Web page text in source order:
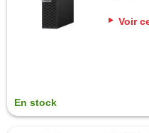
Voir
En stock